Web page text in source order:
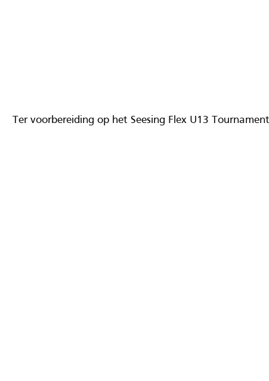
Ter voorbereiding op het Seesing Flex U13